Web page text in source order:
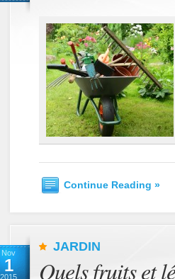
Continue Reading »
Nov
1
2015
JARDIN
Quels fruits et